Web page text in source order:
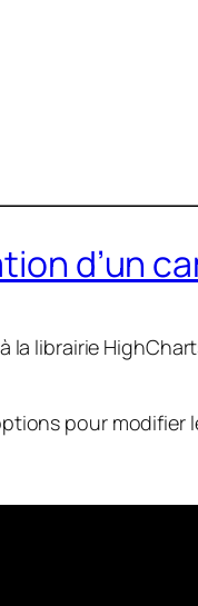
d’un
la librairie
pour modifier